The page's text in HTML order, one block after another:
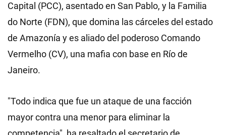
Capital (PCC), asentado en San Pablo, y la Familia
do Norte (FDN), que domina las cárceles del estado
de Amazonía y es aliado del poderoso Comando
Vermelho (CV), una mafia con base en Río de
Janeiro.
"Todo indica que fue un ataque de una facción
mayor contra una menor para eliminar la